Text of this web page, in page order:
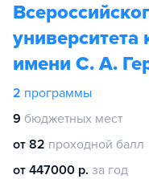
имени С. А.
2 программы
9 бюджетных мест
от 82 проходной балл
от 447000 р. за год